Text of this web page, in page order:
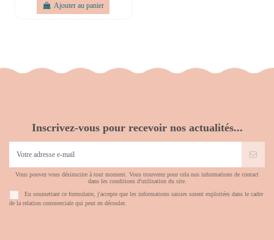
Ajouter au panier
Inscrivez-vous pour recevoir nos actualités...
Vous pouvez vous désinscrire à tout moment. Vous trouverez pour cela nos informations de contact
dans les conditions d'utilisation du site.
En soumettant ce formulaire, j'accepte que les informations saisies soient exploitées dans le cadre
de la relation commerciale qui peut en découler.